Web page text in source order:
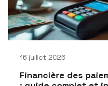
16 juillet 2026
Financière des